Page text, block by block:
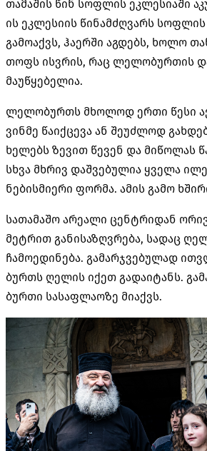
თამაშის წინ სოფლის ეკლესიაში
ის ეკლესიის წინამძღვარს
გამოაქვს, ჰაერში აგდებს, ხოლო
თოფს ისვრის, რაც ლელობურთის
მაუწყებელია.
ლელობურთს მხოლოდ ერთი წესი
ვინმე წაიქცევა ან შეუძლოდ
ხელებს ზევით წევენ და მიწოლას
სხვა მხრივ დაშვებულია ყველა
ნებისმიერი ფორმა. ამის გამო
სათამაშო არეალი ცენტრიდან
მეტრით განისაზღვრება, სადაც
ჩამოედინება. გამარჯვებულად
ბურთს ღელის იქეთ გადაიტანს.
ბურთი სასაფლაოზე მიაქვს.